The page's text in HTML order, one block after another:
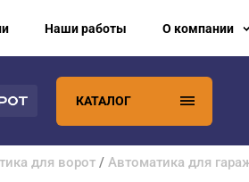
Наши работы О компании
КАТАЛОГ
для ворот / Автоматика для